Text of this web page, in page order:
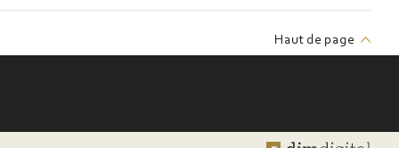
Haut de page